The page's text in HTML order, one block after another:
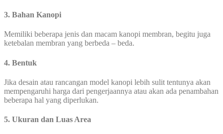
3. Bahan Kanopi
Memiliki beberapa jenis dan macam kanopi membran, begitu juga
ketebalan membran yang berbeda – beda.
4. Bentuk
Jika desain atau rancangan model kanopi lebih sulit tentunya akan
mempengaruhi harga dari pengerjaannya atau akan ada penambahan
beberapa hal yang diperlukan.
5. Ukuran dan Luas Area